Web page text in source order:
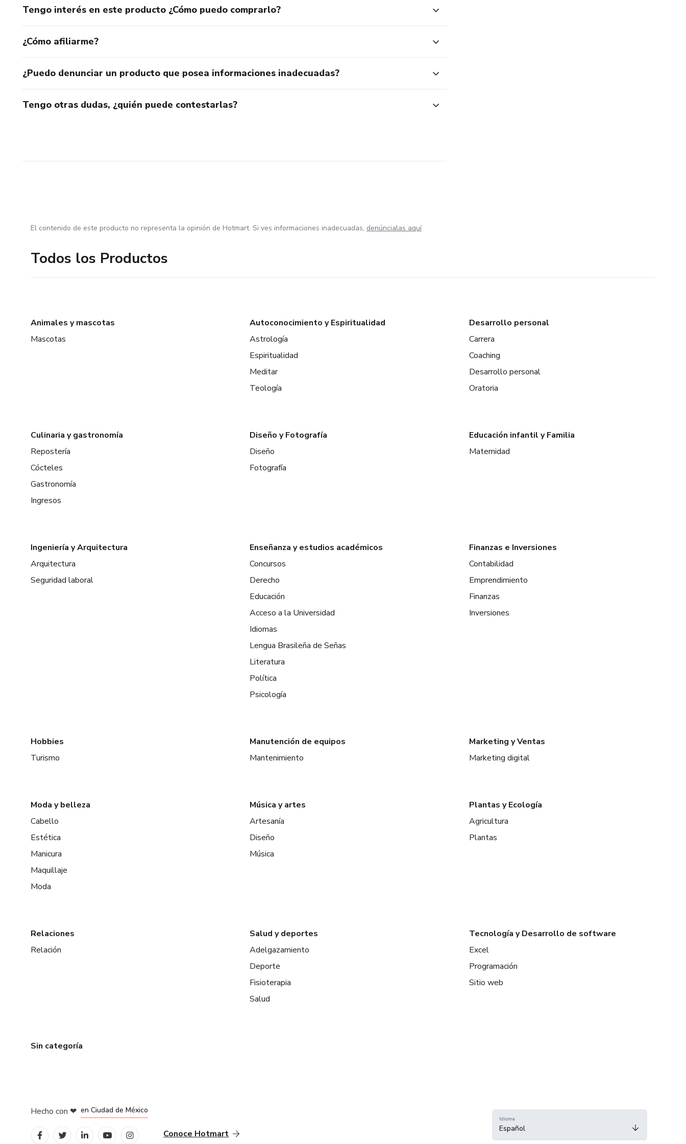
Tengo interés en este producto ¿Cómo puedo comprarlo?
¿Cómo afiliarme?
¿Puedo denunciar un producto que posea informaciones inadecuadas?
Tengo otras dudas, ¿quién puede contestarlas?
El contenido de este producto no representa la opinión de Hotmart. Si ves informaciones inadecuadas, denúncialas aquí
Todos los Productos
Animales y mascotas
Mascotas
Autoconocimiento y Espiritualidad
Astrología
Espiritualidad
Meditar
Teología
Desarrollo personal
Carrera
Coaching
Desarrollo personal
Oratoria
Culinaria y gastronomía
Repostería
Cócteles
Gastronomía
Ingresos
Diseño y Fotografía
Diseño
Fotografía
Educación infantil y Familia
Maternidad
Ingeniería y Arquitectura
Arquitectura
Seguridad laboral
Enseñanza y estudios académicos
Concursos
Derecho
Educación
Acceso a la Universidad
Idiomas
Lengua Brasileña de Señas
Literatura
Política
Psicología
Finanzas e Inversiones
Contabilidad
Emprendimiento
Finanzas
Inversiones
Hobbies
Turismo
Manutención de equipos
Mantenimiento
Marketing y Ventas
Marketing digital
Moda y belleza
Cabello
Estética
Manicura
Maquillaje
Moda
Música y artes
Artesanía
Diseño
Música
Plantas y Ecología
Agricultura
Plantas
Relaciones
Relación
Salud y deportes
Adelgazamiento
Deporte
Fisioterapia
Salud
Tecnología y Desarrollo de software
Excel
Programación
Sitio web
Sin categoría
Hecho con ❤ en Ciudad de México
Conoce Hotmart
Idioma
Español